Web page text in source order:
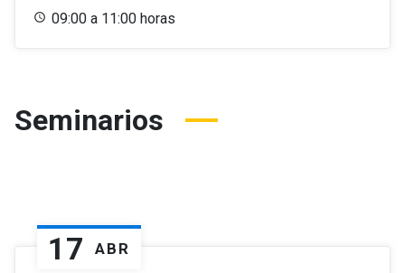
09:00 a 11:00 horas
Seminarios
17 ABR